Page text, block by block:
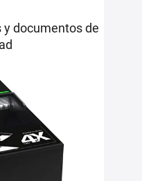
y documentos de